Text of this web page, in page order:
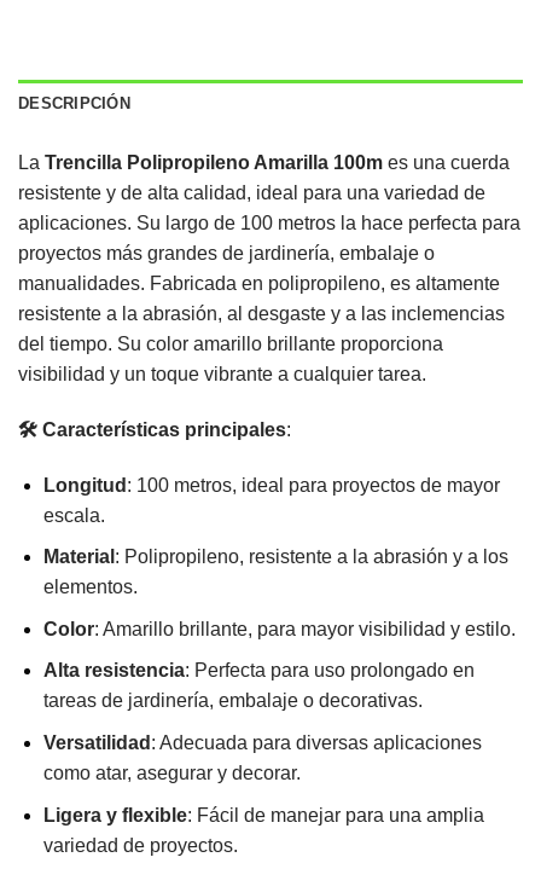
DESCRIPCIÓN
La Trencilla Polipropileno Amarilla 100m es una cuerda
resistente y de alta calidad, ideal para una variedad de
aplicaciones. Su largo de 100 metros la hace perfecta para
proyectos más grandes de jardinería, embalaje o
manualidades. Fabricada en polipropileno, es altamente
resistente a la abrasión, al desgaste y a las inclemencias
del tiempo. Su color amarillo brillante proporciona
visibilidad y un toque vibrante a cualquier tarea.
🛠️ Características principales:
Longitud : 100 metros, ideal para proyectos de mayor
escala.
Material : Polipropileno, resistente a la abrasión y a los
elementos.
Color: Amarillo brillante, para mayor visibilidad y estilo.
Alta resistencia: Perfecta para uso prolongado en
tareas de jardinería, embalaje o decorativas.
Versatilidad : Adecuada para diversas aplicaciones
como atar, asegurar y decorar.
Ligera y flexible: Fácil de manejar para una amplia
variedad de proyectos.